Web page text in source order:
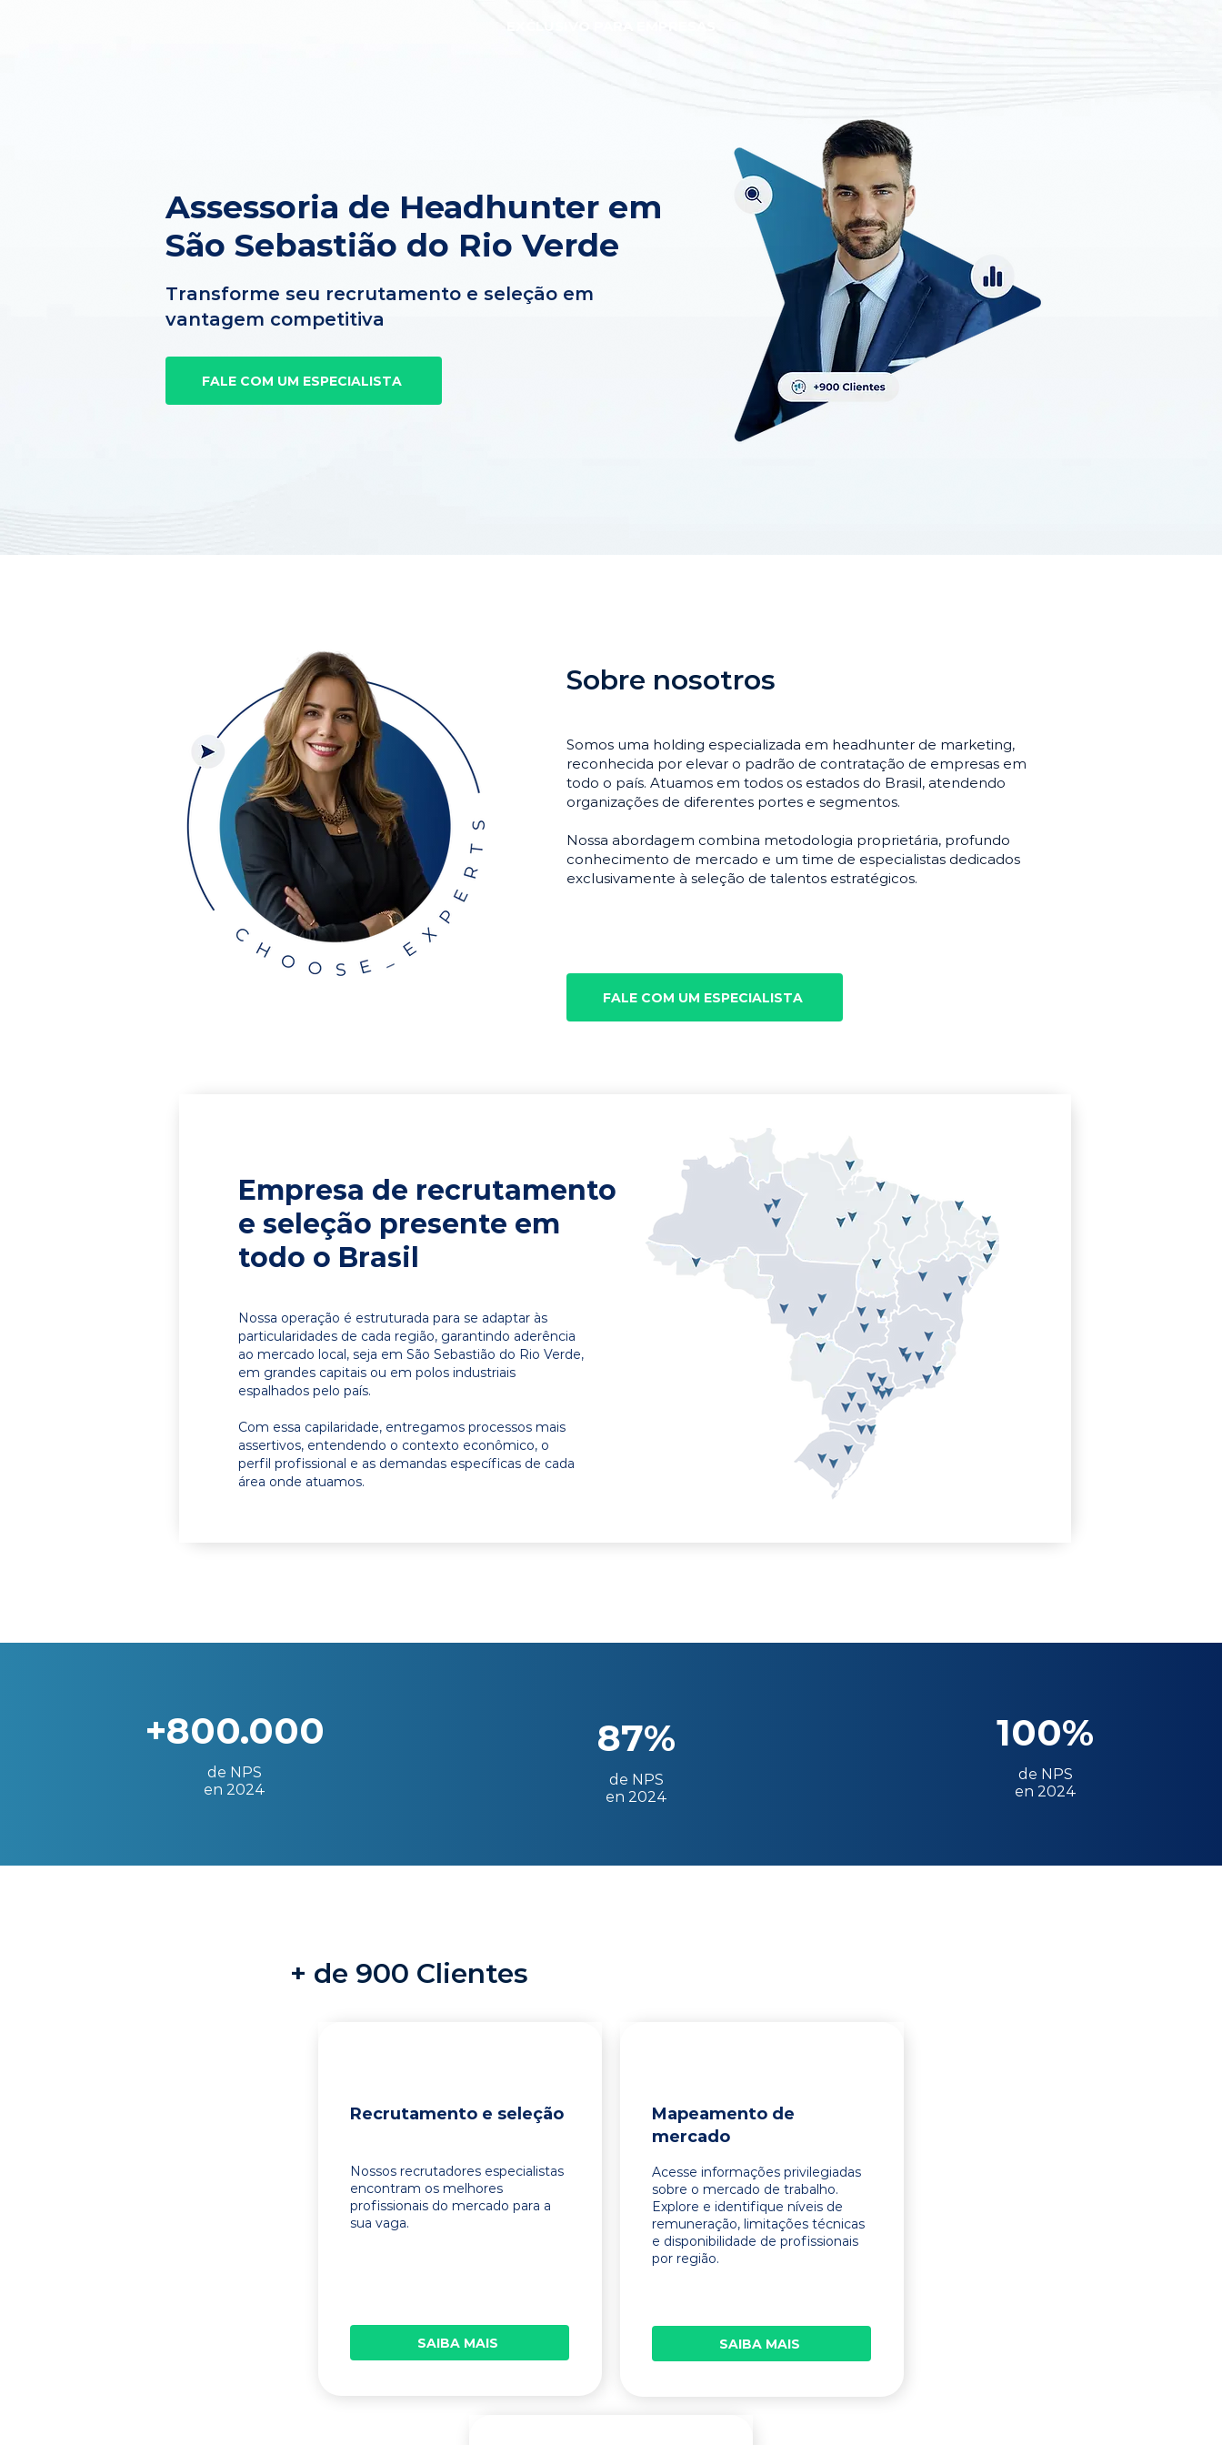
Assessoria de Headhunter em
São Sebastião do Rio Verde
Transforme seu recrutamento e seleção em
vantagem competitiva
FALE COM UM ESPECIALISTA
Sobre nosotros
Somos uma holding especializada em headhunter de marketing,
reconhecida por elevar o padrão de contratação de empresas em
todo o país. Atuamos em todos os estados do Brasil, atendendo
organizações de diferentes portes e segmentos.
Nossa abordagem combina metodologia proprietária, profundo
conhecimento de mercado e um time de especialistas dedicados
exclusivamente à seleção de talentos estratégicos.
FALE COM UM ESPECIALISTA
Empresa de recrutamento
e seleção presente em
todo o Brasil
Nossa operação é estruturada para se adaptar às
particularidades de cada região, garantindo aderência
ao mercado local, seja em São Sebastião do Rio Verde,
em grandes capitais ou em polos industriais
espalhados pelo país.
Com essa capilaridade, entregamos processos mais
assertivos, entendendo o contexto econômico, o
perfil profissional e as demandas específicas de cada
área onde atuamos.
+800.000
de NPS
en 2024
87%
de NPS
en 2024
100%
de NPS
en 2024
+ de 900 Clientes
Recrutamento e seleção
Nossos recrutadores especialistas
encontram os melhores
profissionais do mercado para a
sua vaga.
SAIBA MAIS
Mapeamento de
mercado
Acesse informações privilegiadas
sobre o mercado de trabalho.
Explore e identifique níveis de
remuneração, limitações técnicas
e disponibilidade de profissionais
por região.
SAIBA MAIS